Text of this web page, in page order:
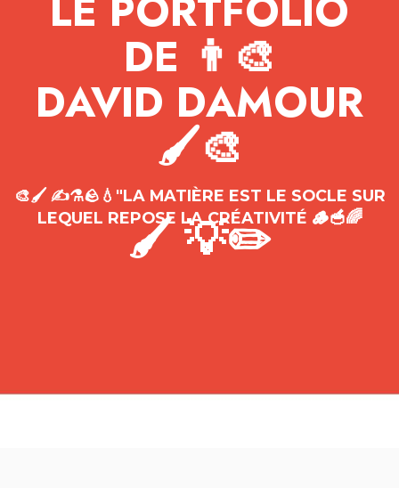
DE 👨‍🎨
DAVID DAMOUR
🖌🎨
🎨🖌 ✍️⚗️🪨💧"LA MATIÈRE EST LE SOCLE SUR
LEQUEL REPOSE LA CRÉATIVITÉ 🪵🥣🌈
🖌 💡✏️